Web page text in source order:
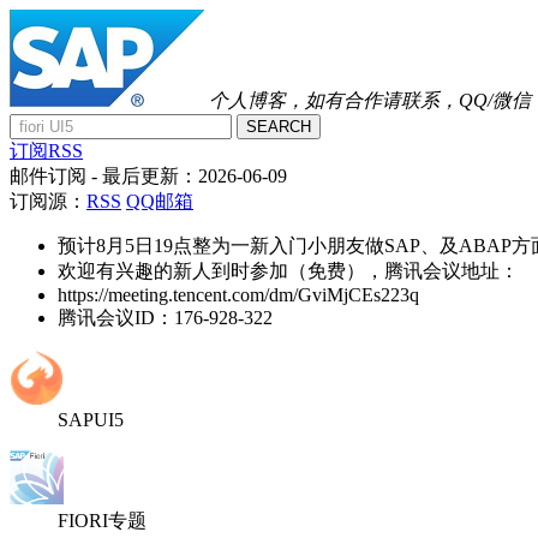
个人博客，如有合作请联系，QQ/微信
SEARCH
订阅RSS
邮件订阅 - 最后更新： 2026-06-09
订阅源： RSS QQ邮箱
预计8月5日19点整为一新入门小朋友做SAP、及ABAP方
欢迎有兴趣的新人到时参加（免费），腾讯会议地址：
https://meeting.tencent.com/dm/GviMjCEs223q
腾讯会议ID：176-928-322
SAPUI5
FIORI专题